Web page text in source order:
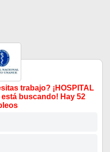
trabajo? ¡HOSPITAL
está buscando! Hay 52